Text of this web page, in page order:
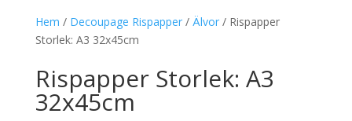
Hem / Decoupage Rispapper/ Älvor/ Rispapper
Storlek: A3 32x45cm
Rispapper Storlek: A3
32x45cm